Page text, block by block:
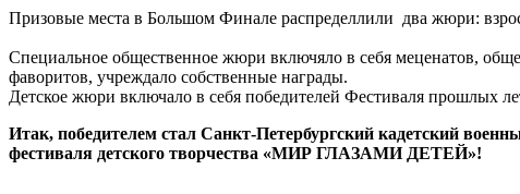
Призовые места в Большом Финале распределлили два жюри:
Специальное общественное жюри включяло в себя меценатов,
фаворитов, учреждало собственные награды.
Детское жюри включало в себя победителей Фестиваля прошлых
Итак, победителем стал Санкт-Петербургский кадетский
фестиваля детского творчества «МИР ГЛАЗАМИ ДЕТЕЙ»!